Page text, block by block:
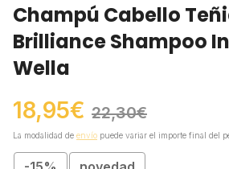
Champú Cabello
Brilliance Shampoo
Wella
18,95€ 22,30€
La modalidad de envío puede variar el importe final del